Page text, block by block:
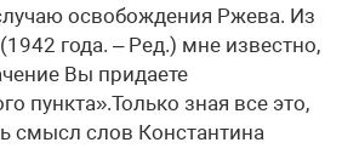
освобождения Ржева. Из
года. – Ред.) мне известно,
Вы придаете
пункта».Только зная все это,
смысл слов Константина